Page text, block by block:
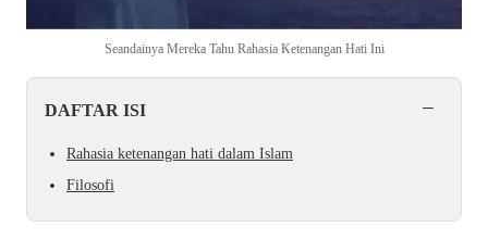
Seandainya Mereka Tahu Rahasia Ketenangan Hati Ini
DAFTAR ISI −
Rahasia ketenangan hati dalam Islam
Filosofi